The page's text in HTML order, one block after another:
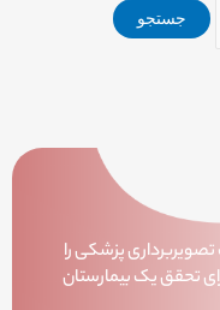
تصویربرداری پزشکی را
تحقق یک بیمارستان